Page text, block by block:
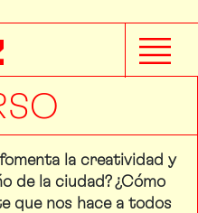
la creatividad y
de la ciudad? ¿Cómo
que nos hace a todos